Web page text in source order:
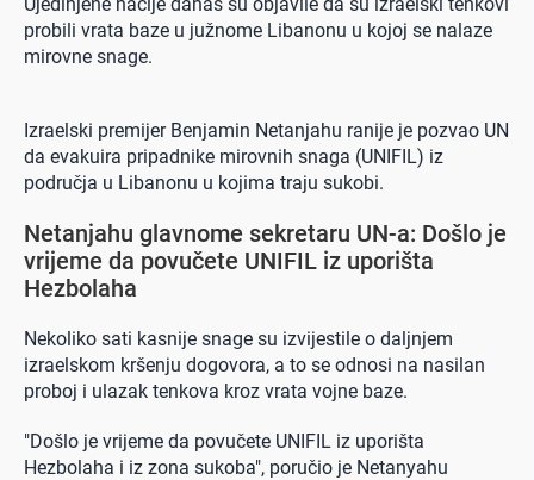
probili vrata baze u južnome Libanonu u kojoj se nalaze
mirovne snage.
Izraelski premijer Benjamin Netanjahu ranije je pozvao UN
da evakuira pripadnike mirovnih snaga (UNIFIL) iz
područja u Libanonu u kojima traju sukobi.
Netanjahu glavnome sekretaru UN-a: Došlo je
vrijeme da povučete UNIFIL iz uporišta
Hezbolaha
Nekoliko sati kasnije snage su izvijestile o daljnjem
izraelskom kršenju dogovora, a to se odnosi na nasilan
proboj i ulazak tenkova kroz vrata vojne baze.
"Došlo je vrijeme da povučete UNIFIL iz uporišta
Hezbolaha i iz zona sukoba", poručio je Netanyahu